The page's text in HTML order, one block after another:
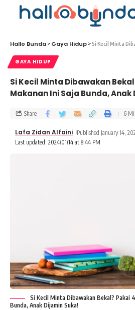
Hallo Bunda > Gaya Hidup >Si Kecil Minta Dibawakan Bekal?
GAYA HIDUP
Si Kecil Minta Dibawakan
Makanan Ini Saja Bunda, Anak
Last updated: 2024/01/14 at 8:44 PM
Lafa Zidan Alfaini Published January 14,
Share 6
Si Kecil Minta Dibawakan Bekal? Pakai
Bunda, Anak Dijamin Suka!